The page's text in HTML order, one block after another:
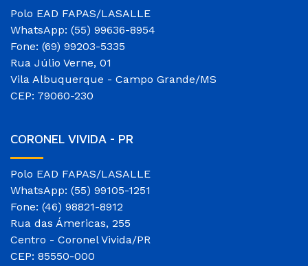
Polo EAD FAPAS/LASALLE
WhatsApp: (55) 99636-8954
Fone: (69) 99203-5335
Rua Júlio Verne, 01
Vila Albuquerque - Campo Grande/MS
CEP: 79060-230
CORONEL VIVIDA - PR
Polo EAD FAPAS/LASALLE
WhatsApp: (55) 99105-1251
Fone: (46) 98821-8912
Rua das Ámericas, 255
Centro - Coronel Vivida/PR
CEP: 85550-000